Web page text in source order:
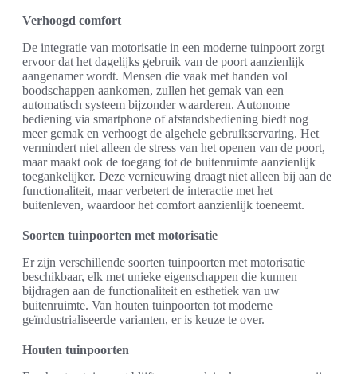
Verhoogd comfort
De integratie van motorisatie in een moderne tuinpoort zorgt
ervoor dat het dagelijks gebruik van de poort aanzienlijk
aangenamer wordt. Mensen die vaak met handen vol
boodschappen aankomen, zullen het gemak van een
automatisch systeem bijzonder waarderen. Autonome
bediening via smartphone of afstandsbediening biedt nog
meer gemak en verhoogt de algehele gebruikservaring. Het
vermindert niet alleen de stress van het openen van de poort,
maar maakt ook de toegang tot de buitenruimte aanzienlijk
toegankelijker. Deze vernieuwing draagt niet alleen bij aan de
functionaliteit, maar verbetert de interactie met het
buitenleven, waardoor het comfort aanzienlijk toeneemt.
Soorten tuinpoorten met motorisatie
Er zijn verschillende soorten tuinpoorten met motorisatie
beschikbaar, elk met unieke eigenschappen die kunnen
bijdragen aan de functionaliteit en esthetiek van uw
buitenruimte. Van houten tuinpoorten tot moderne
geïndustrialiseerde varianten, er is keuze te over.
Houten tuinpoorten